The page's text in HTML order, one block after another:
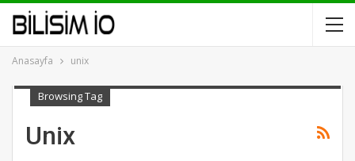
Anasayfa unix
Browsing Tag
Unix